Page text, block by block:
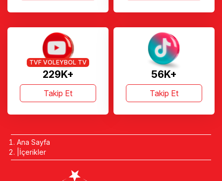
229K+
TVF VOLEYBOL TV
Takip Et
56K+
Takip Et
Ana Sayfa
İçerikler